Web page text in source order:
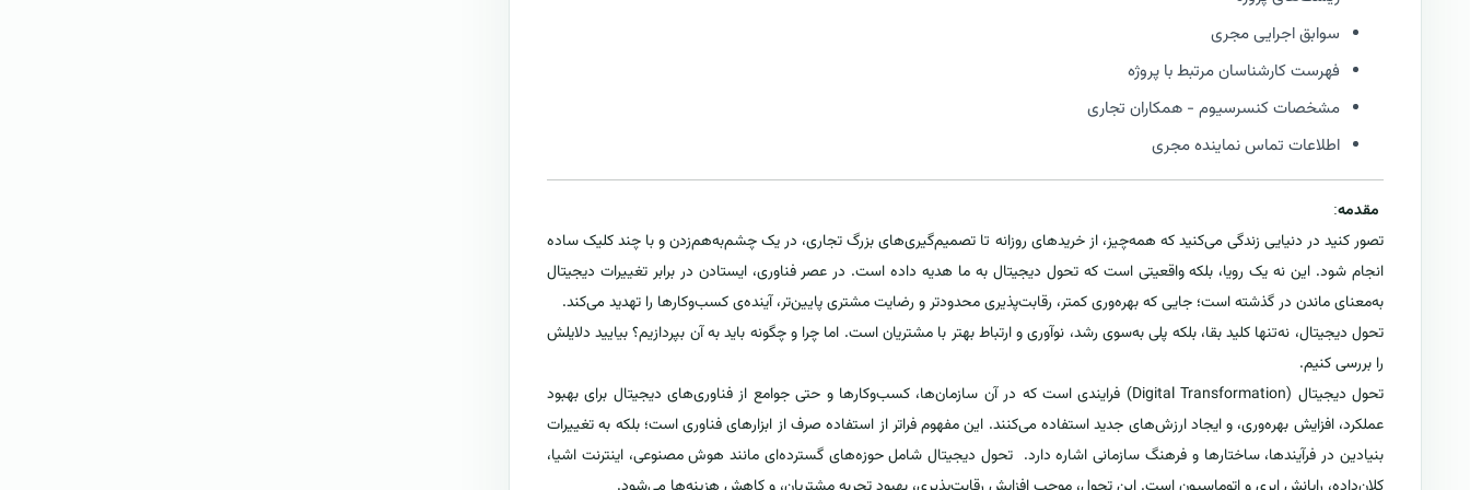
سوابق اجرایی مجری
فهرست کارشناسان مرتبط با پروژه
مشخصات کنسرسیوم - همکاران تجاری
اطلاعات تماس نماینده مجری
مقدمه:
تصور کنید در دنیایی زندگی می‌کنید که همه‌چیز، از خریدهای روزانه تا تصمیم‌گیری‌های بزرگ تجاری، در یک چشم‌به‌هم‌زدن و با چند کلیک ساده
انجام شود. این نه یک رویا، بلکه واقعیتی است که تحول دیجیتال به ما هدیه داده است. در عصر فناوری، ایستادن در برابر تغییرات دیجیتال
به‌معنای ماندن در گذشته است؛ جایی که بهره‌وری کمتر، رقابت‌پذیری محدودتر و رضایت مشتری پایین‌تر، آینده‌ی کسب‌وکارها را تهدید می‌کند.
تحول دیجیتال، نه‌تنها کلید بقا، بلکه پلی به‌سوی رشد، نوآوری و ارتباط بهتر با مشتریان است. اما چرا و چگونه باید به آن بپردازیم؟ بیایید دلایلش
را بررسی کنیم.
تحول دیجیتال (Digital Transformation) فرایندی است که در آن سازمان‌ها، کسب‌وکارها و حتی جوامع از فناوری‌های دیجیتال برای بهبود
عملکرد، افزایش بهره‌وری، و ایجاد ارزش‌های جدید استفاده می‌کنند. این مفهوم فراتر از استفاده صرف از ابزارهای فناوری است؛ بلکه به تغییرات
بنیادین در فرآیندها، ساختارها و فرهنگ سازمانی اشاره دارد. تحول دیجیتال شامل حوزه‌های گسترده‌ای مانند هوش مصنوعی، اینترنت اشیا،